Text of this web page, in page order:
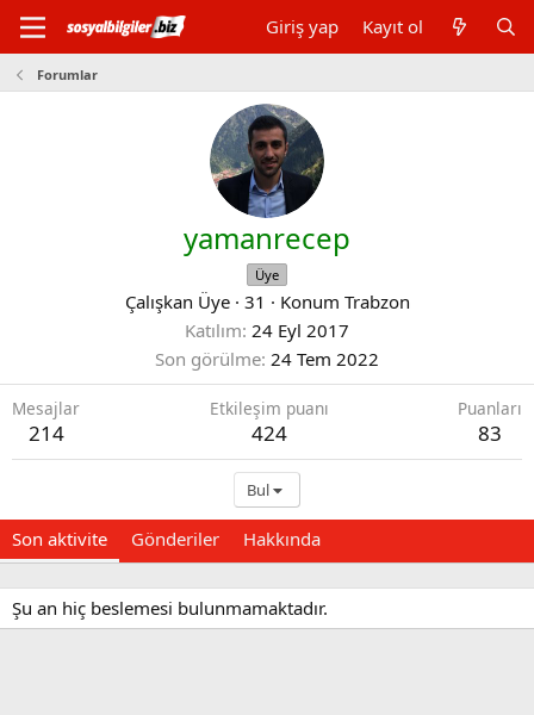
Giriş yap Kayıt ol
Forumlar
yamanrecep
Üye
Çalışkan Üye · 31 · Konum Trabzon
Katılım 24 Eyl 2017
Son görülme 24 Tem 2022
Mesajlar
214
Etkileşim puanı
424
Puanları
83
Bul
Son aktivite Gönderiler Hakkında
Şu an hiç beslemesi bulunmamaktadır.